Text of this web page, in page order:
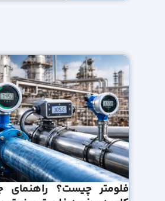
فلومتر چیست؟ راهنمای